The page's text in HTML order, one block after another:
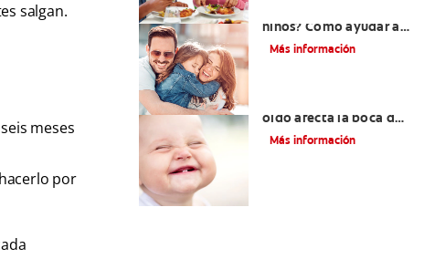
salgan.
meses
por
niños? Cómo ayudar a
tus pequeños en el
Más información
oído afecta la boca del
bebé?
Más información